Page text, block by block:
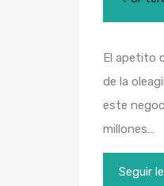
El apetito
de la
este
millones…
Seguir